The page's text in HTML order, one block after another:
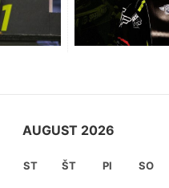
AUGUST 2026
ST ŠT PI SO